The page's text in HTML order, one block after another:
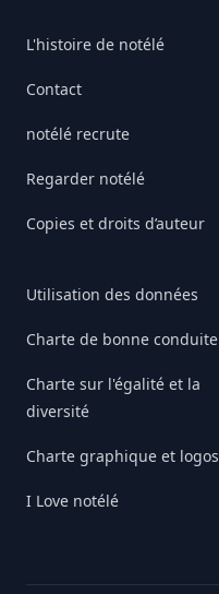
L'histoire de notélé
Contact
notélé recrute
Regarder notélé
Copies et droits d’auteur
Utilisation des données
Charte de bonne conduite
Charte sur l'égalité et la
diversité
Charte graphique et logos
I Love notélé